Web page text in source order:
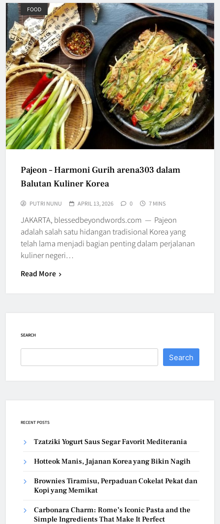
FOOD
Pajeon – Harmoni Gurih arena303 dalam
Balutan Kuliner Korea
PUTRI NUNU APRIL 13, 2026 0 7 MINS
JAKARTA, blessedbeyondwords.com — Pajeon
adalah salah satu hidangan tradisional Korea yang
telah lama menjadi bagian penting dalam perjalanan
kuliner negeri…
Read More
SEARCH
Search
RECENT POSTS
Tzatziki Yogurt Saus Segar Favorit Mediterania
Hotteok Manis, Jajanan Korea yang Bikin Nagih
Brownies Tiramisu, Perpaduan Cokelat Pekat dan
Kopi yang Memikat
Carbonara Charm: Rome’s Iconic Pasta and the
Simple Ingredients That Make It Perfect